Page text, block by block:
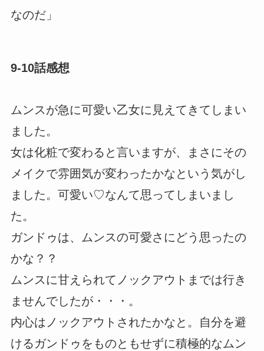
なのだ」
9-10話感想
ムンスが急に可愛い乙女に見えてきてしまい
ました。
女は化粧で変わると言いますが、まさにその
メイクで雰囲気が変わったかなという気がし
ました。可愛い♡なんて思ってしまいまし
た。
ガンドゥは、ムンスの可愛さにどう思ったの
かな？？
ムンスに甘えられてノックアウトまでは行き
ませんでしたが・・・。
内心はノックアウトされたかなと。自分を避
けるガンドゥをものともせずに積極的なムン